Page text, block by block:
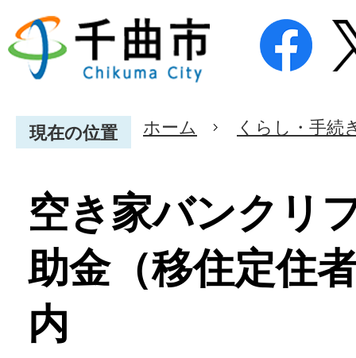
現在の位置 ホーム くらし・手続
空き家バンクリ
助金（移住定住
内